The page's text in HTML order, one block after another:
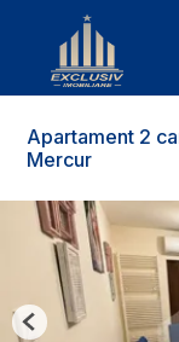
Apartament 2
Mercur
Previous